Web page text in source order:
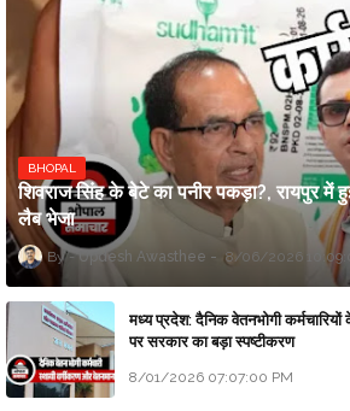
BHOPAL
शिवराज सिंह के बेटे का पनीर पकड़ा?, रायपुर में
लैब भेजा
Updesh Awasthee 8/06/2026
मध्य प्रदेश: दैनिक वेतनभोगी
पर सरकार का बड़ा स्पष्टीकरण
8/01/2026 07:07:00 PM